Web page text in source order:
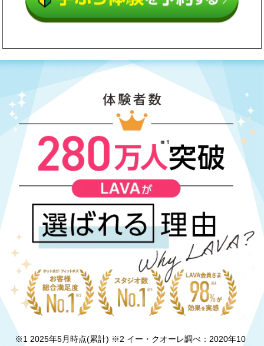
※1 2025年5月時点(累計) ※2 イー・クオーレ調べ：2020年10